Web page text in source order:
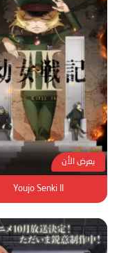
يعرض الأن
Youjo Senki II